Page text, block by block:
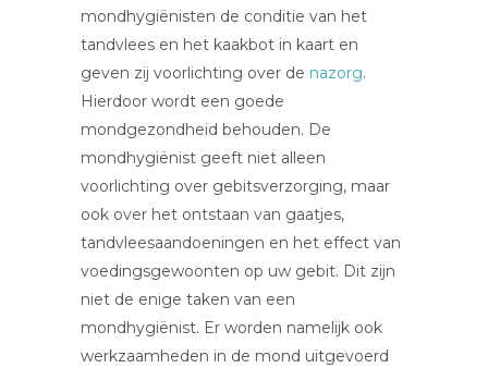
mondhygiënisten de conditie van het
tandvlees en het kaakbot in kaart en
geven zij voorlichting over de nazorg.
Hierdoor wordt een goede
mondgezondheid behouden. De
mondhygiënist geeft niet alleen
voorlichting over gebitsverzorging, maar
ook over het ontstaan van gaatjes,
tandvleesaandoeningen en het effect van
voedingsgewoonten op uw gebit. Dit zijn
niet de enige taken van een
mondhygiënist. Er worden namelijk ook
werkzaamheden in de mond uitgevoerd